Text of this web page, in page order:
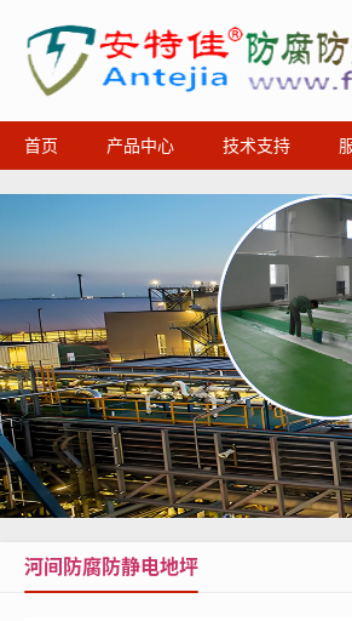
首页 产品中心 技术支持
河间防腐防静电地坪